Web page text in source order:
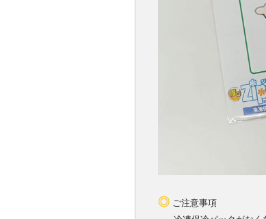
◎ ご注意事項